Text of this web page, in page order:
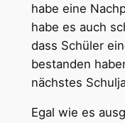
habe eine
habe es auch
dass Schüler
bestanden
nächstes
Egal wie es